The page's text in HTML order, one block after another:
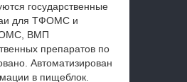
государственные
для ТФОМС и
ОМС, ВМП
препаратов по
Автоматизирован
в пищеблок.